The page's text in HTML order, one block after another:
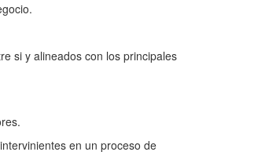
si y alineados con los principales
en un proceso de